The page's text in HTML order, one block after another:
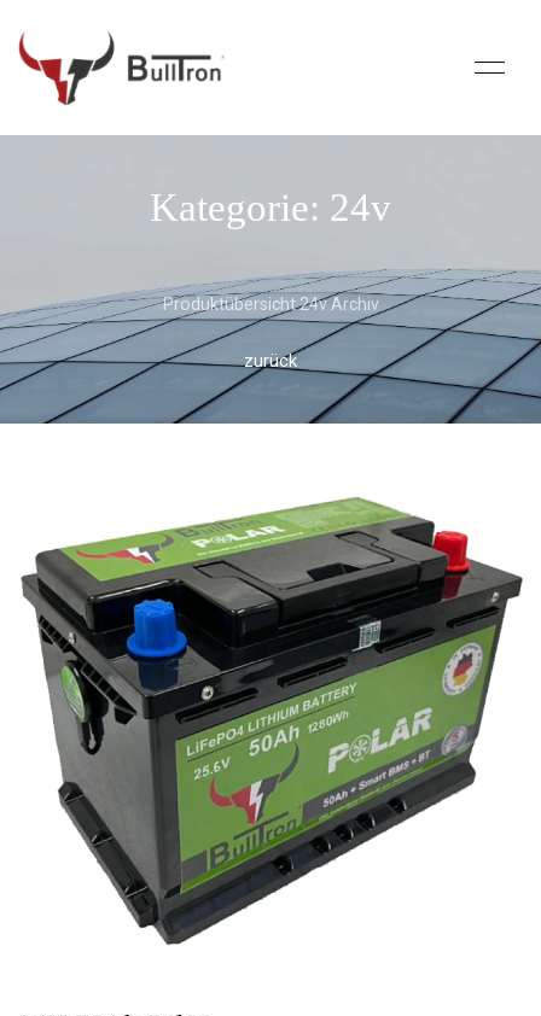
Kategorie: 24v
Produktübersicht 24v Archiv
zurück